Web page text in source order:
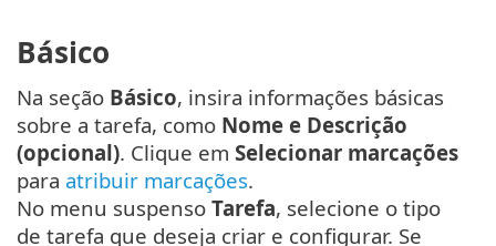
Básico
Na seção Básico, insira informações básicas
sobre a tarefa, como Nome e Descrição
(opcional). Clique em Selecionar marcações
para atribuir marcações.
No menu suspenso Tarefa, selecione o tipo
de tarefa que deseja criar e configurar. Se